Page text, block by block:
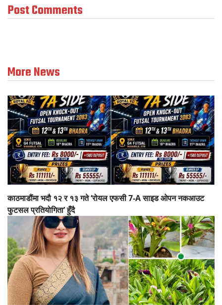
Post Comments
More News
काठमाडौंमा भदौ १२ र १३ गते ‘रोयल एफसी 7-A साइड ओपन नकआउट
फुटसल प्रतियोगिता’ हुँदै